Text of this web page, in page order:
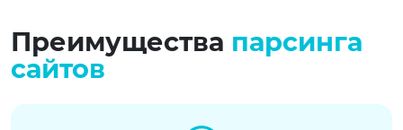
Преимущества парсинга
сайтов